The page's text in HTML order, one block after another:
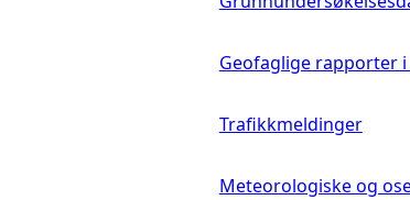
Geofaglige rapporter
Trafikkmeldinger
Meteorologiske og